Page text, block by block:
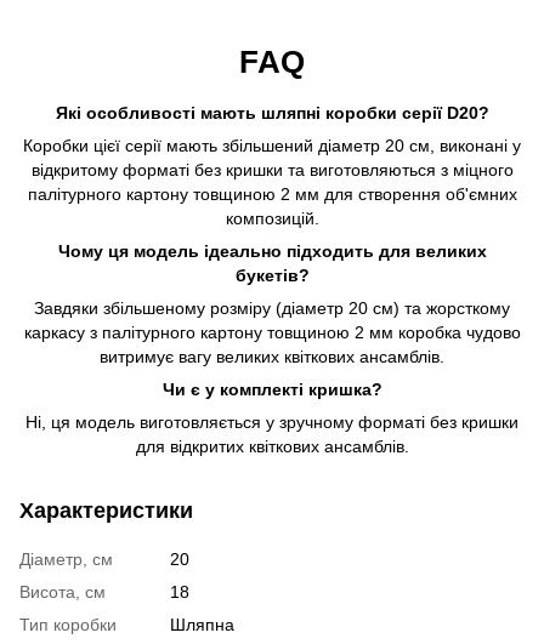
FAQ
Які особливості мають шляпні коробки серії D20?
Коробки цієї серії мають збільшений діаметр 20 см, виконані у
відкритому форматі без кришки та виготовляються з міцного
палітурного картону товщиною 2 мм для створення об'ємних
композицій.
Чому ця модель ідеально підходить для великих
букетів?
Завдяки збільшеному розміру (діаметр 20 см) та жорсткому
каркасу з палітурного картону товщиною 2 мм коробка чудово
витримує вагу великих квіткових ансамблів.
Чи є у комплекті кришка?
Ні, ця модель виготовляється у зручному форматі без кришки
для відкритих квіткових ансамблів.
Характеристики
Діаметр, см
20
Висота, см
18
Тип коробки
Шляпна